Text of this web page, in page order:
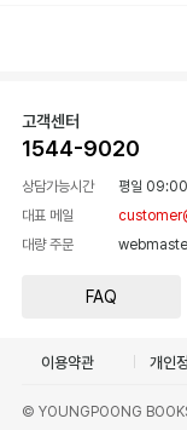
고객센터
1544-9020
상담가능시간 평일
대표 메일
대량 주문
FAQ
이용약관 개인
© YOUNGPOONG